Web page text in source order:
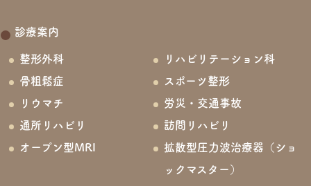
診療案内
整形外科
リハビリテーション科
骨粗鬆症
スポーツ整形
リウマチ
労災・交通事故
通所リハビリ
訪問リハビリ
オープン型MRI
拡散型圧力波治療器（ショ
ックマスター）